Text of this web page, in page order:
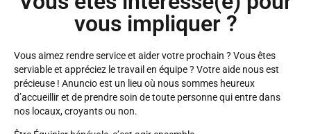
vous impliquer ?
Vous aimez rendre service et aider votre prochain ? Vous êtes
serviable et appréciez le travail en équipe ? Votre aide nous est
précieuse ! Anuncio est un lieu où nous sommes heureux
d’accueillir et de prendre soin de toute personne qui entre dans
nos locaux, croyants ou non.